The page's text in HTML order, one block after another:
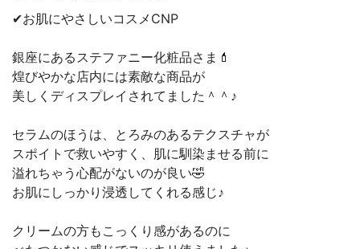
✔︎お肌にやさしいコスメCNP
銀座にあるステファニー化粧品さま💄
煌びやかな店内には素敵な商品が
美しくディスプレイされてました＾＾♪
セラムのほうは、とろみのあるテクスチャが
スポイトで救いやすく、肌に馴染ませる前に
溢れちゃう心配がないのが良い🤣
お肌にしっかり浸透してくれる感じ♪
クリームの方もこっくり感があるのに